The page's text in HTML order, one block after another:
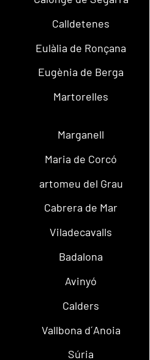
Calldetenes
Eulàlia de Ronçana
Eugènia de Berga
Martorelles
Marganell
Maria de Corcó
artomeu del Grau
Cabrera de Mar
Viladecavalls
Badalona
Avinyó
Calders
Vallbona d´Anoia
Súria